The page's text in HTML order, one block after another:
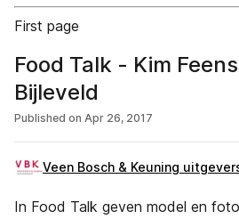
First page
Food Talk - Kim
Bijleveld
Published on Apr 26, 2017
Veen Bosch & Keuning
In Food Talk geven model en